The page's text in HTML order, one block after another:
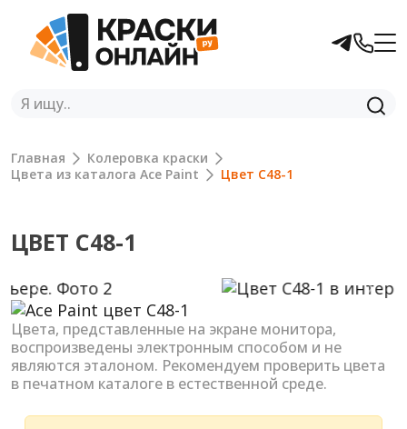
Главная
Колеровка краски
Цвета из каталога Ace Paint
Цвет C48-1
ЦВЕТ C48-1
Previous Next
Цвета, представленные на экране монитора,
воспроизведены электронным способом и не
являются эталоном. Рекомендуем проверить цвета
в печатном каталоге в естественной среде.